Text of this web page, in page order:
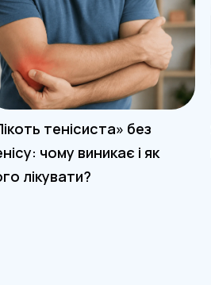
тенісиста» без
чому виникає і як
лікувати?